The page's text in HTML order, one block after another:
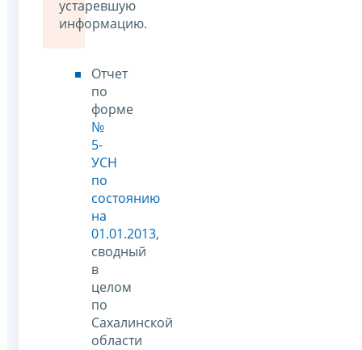
устаревшую
информацию.
Отчет
по
форме
№
5-
УСН
по
состоянию
на
01.01.2013,
сводный
в
целом
по
Сахалинской
области